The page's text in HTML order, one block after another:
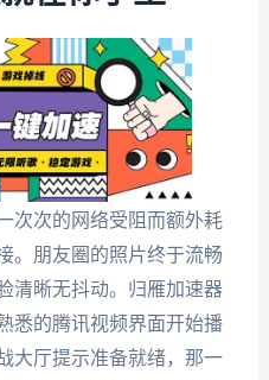
次次的网络受阻而额外耗
。朋友圈的照片终于流畅
清晰无抖动。归雁加速器
悉的腾讯视频界面开始播
大厅提示准备就绪，那一